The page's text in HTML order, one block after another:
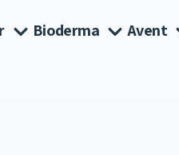
Avent
Bioderma